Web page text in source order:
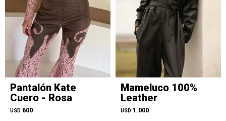
Pantalón Kate
Cuero - Rosa
USD 600
Mameluco 100%
Leather
USD 1.000